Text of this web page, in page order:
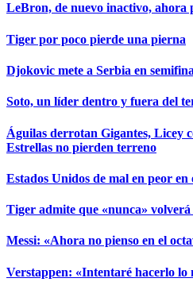
LeBron, de nuevo inactivo, ahora
Tiger por poco pierde una pierna
Djokovic mete a Serbia en
Soto, un líder dentro y fuera del
Águilas derrotan Gigantes, Licey
Estrellas no pierden terreno
Estados Unidos de mal en peor en
Tiger admite que «nunca»
Messi: «Ahora no pienso en el
Verstappen: «Intentaré hacerlo lo